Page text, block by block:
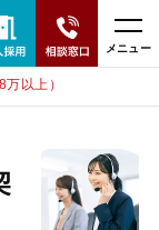
メニュー
以上）
中